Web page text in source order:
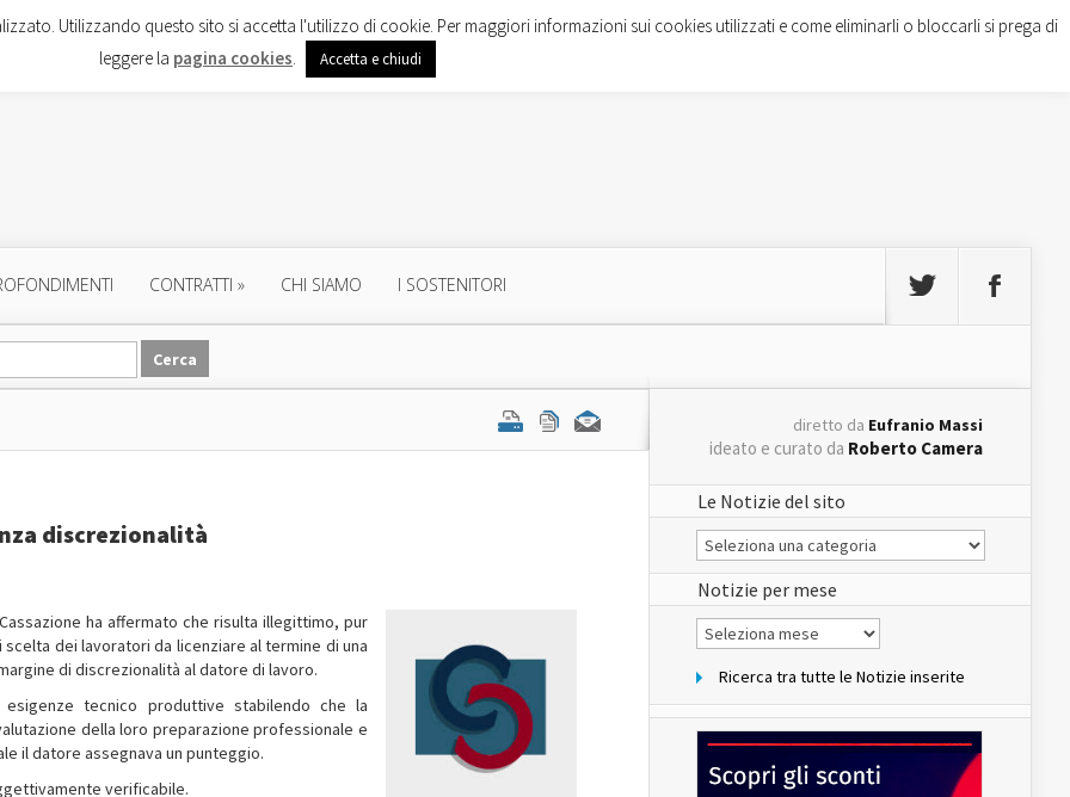
CONTRATTI » CHI SIAMO I SOSTENITORI
discrezionalità
ha affermato che risulta illegittimo, pur
dei lavoratori da licenziare al termine di una
di discrezionalità al datore di lavoro.
tecnico produttive stabilendo che la
della loro preparazione professionale e
il datore assegnava un punteggio.
verificabile.
diretto da Eufranio Massi
ideato e curato da Roberto Camera
Le Notizie del sito
Le
Notizie
del
sito
Notizie per mese
Notizie
per
Ricerca tra tutte le Notizie inserite
Utilizzando questo sito si accetta l'utilizzo di cookie. Per maggiori informazioni sui cookies utilizzati e come eliminarli o bloccarli si prega di
leggere la pagina cookies. Accetta e chiudi